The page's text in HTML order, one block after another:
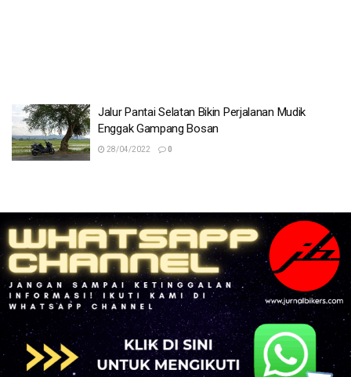
Jalur Pantai Selatan Bikin Perjalanan Mudik
Enggak Gampang Bosan
28/04/2022 0